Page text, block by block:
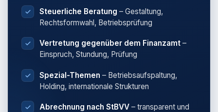
Steuerliche Beratung – Gestaltung,
Rechtsformwahl, Betriebsprüfung
Vertretung gegenüber dem Finanzamt –
Einspruch, Stundung, Prüfung
Spezial-Themen – Betriebsaufspaltung,
Holding, internationale Strukturen
Abrechnung nach StBVV – transparent und